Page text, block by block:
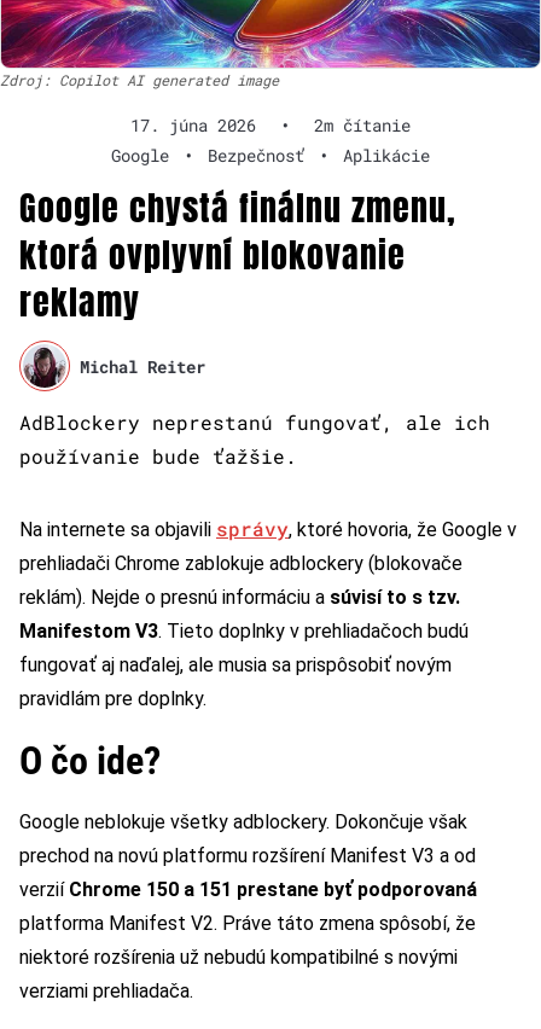
Zdroj: Copilot AI generated image
17. júna 2026 •
2m čítanie
Google
• Bezpečnosť • Aplikácie
Google chystá finálnu zmenu,
ktorá ovplyvní blokovanie
reklamy
Michal Reiter
AdBlockery neprestanú fungovať, ale ich
používanie bude ťažšie.
Na internete sa objavili správy, ktoré hovoria, že Google v
prehliadači Chrome zablokuje adblockery (blokovače
reklám). Nejde o presnú informáciu a súvisí to s tzv.
Manifestom V3. Tieto doplnky v prehliadačoch budú
fungovať aj naďalej, ale musia sa prispôsobiť novým
pravidlám pre doplnky.
O čo ide?
Google neblokuje všetky adblockery. Dokončuje však
prechod na novú platformu rozšírení Manifest V3 a od
verzií Chrome 150 a 151 prestane byť podporovaná
platforma Manifest V2. Práve táto zmena spôsobí, že
niektoré rozšírenia už nebudú kompatibilné s novými
verziami prehliadača.